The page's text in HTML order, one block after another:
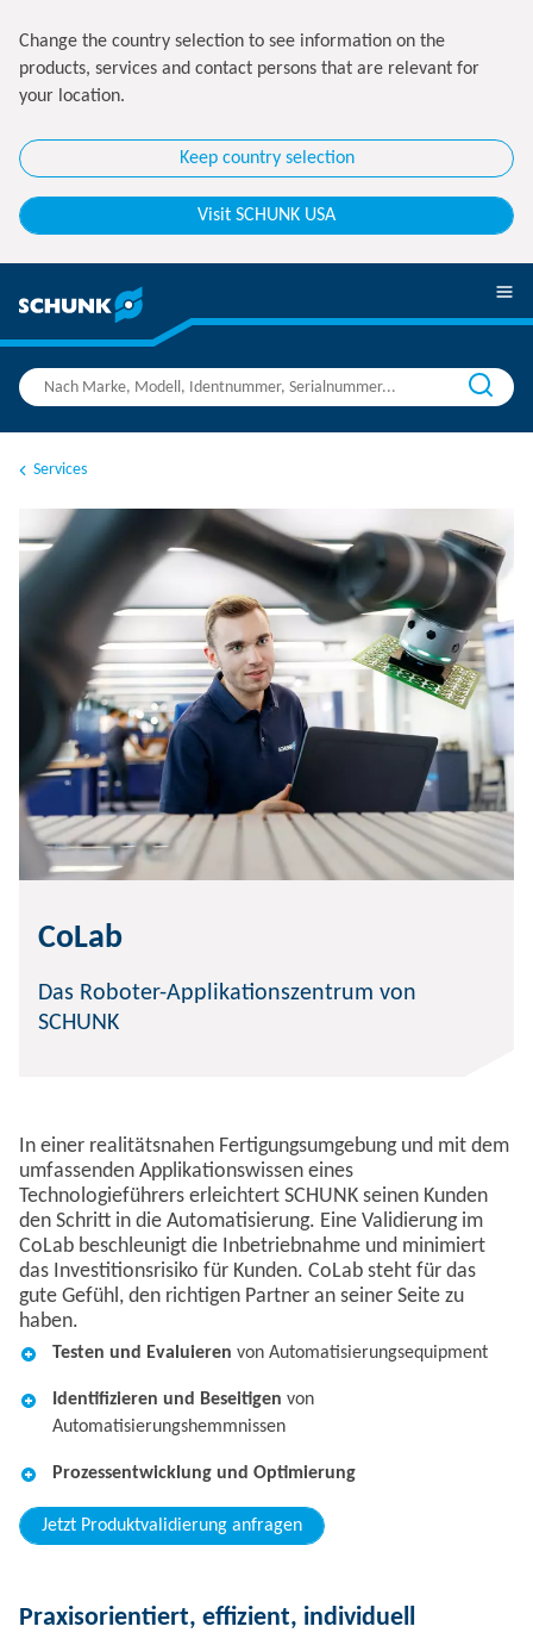
Change the country selection to see information on the
products, services and contact persons that are relevant for
your location.
Keep country selection
Visit SCHUNK USA
Services
CoLab
Das Roboter-Applikationszentrum von
SCHUNK
In einer realitätsnahen Fertigungsumgebung und mit dem
umfassenden Applikationswissen eines
Technologieführers erleichtert SCHUNK seinen Kunden
den Schritt in die Automatisierung. Eine Validierung im
CoLab beschleunigt die Inbetriebnahme und minimiert
das Investitionsrisiko für Kunden. CoLab steht für das
gute Gefühl, den richtigen Partner an seiner Seite zu
haben.​
Testen und Evaluieren von Automatisierungsequipment​
Identifizieren und Beseitigen von
Automatisierungshemmnissen​
Prozessentwicklung und Optimierung
Jetzt Produktvalidierung anfragen
Praxisorientiert, effizient, individuell